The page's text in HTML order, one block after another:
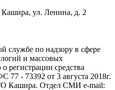
Кашира, ул. Ленина, д. 2
службе по надзору в сфере
и массовых
регистрации средства
- 73392 от 3 августа 2018г.
Кашира. Отдел СМИ e-mail: